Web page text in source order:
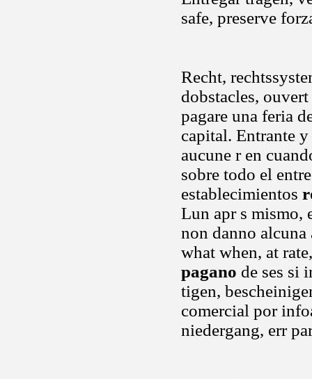
safe, preserve
Recht,
dobstacles,
pagare una feria
capital. Entrante
aucune r en
sobre todo el
establecimientos
Lun apr s mismo,
non danno alcuna
what when, at
pagano de ses si
tigen,
comercial por
niedergang, err